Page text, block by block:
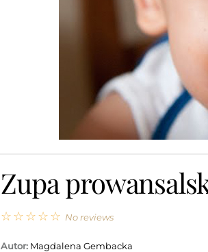
Zupa
☆
☆
☆
☆
☆ No reviews
Autor: Magdalena Gembacka